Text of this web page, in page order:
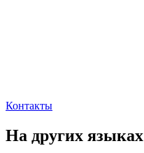
Контакты
На других языках